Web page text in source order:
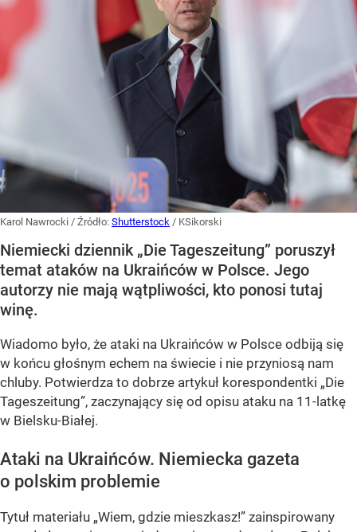
Karol Nawrocki / Źródło: Shutterstock / KSikorski
Niemiecki dziennik „Die Tageszeitung” poruszył
temat ataków na Ukraińców w Polsce. Jego
autorzy nie mają wątpliwości, kto ponosi tutaj
winę.
Wiadomo było, że ataki na Ukraińców w Polsce odbiją się
w końcu głośnym echem na świecie i nie przyniosą nam
chluby. Potwierdza to dobrze artykuł korespondentki „Die
Tageszeitung”, zaczynający się od opisu ataku na 11-latkę
w Bielsku-Białej.
Ataki na Ukraińców. Niemiecka gazeta
o polskim problemie
Tytuł materiału „Wiem, gdzie mieszkasz!” zainspirowany